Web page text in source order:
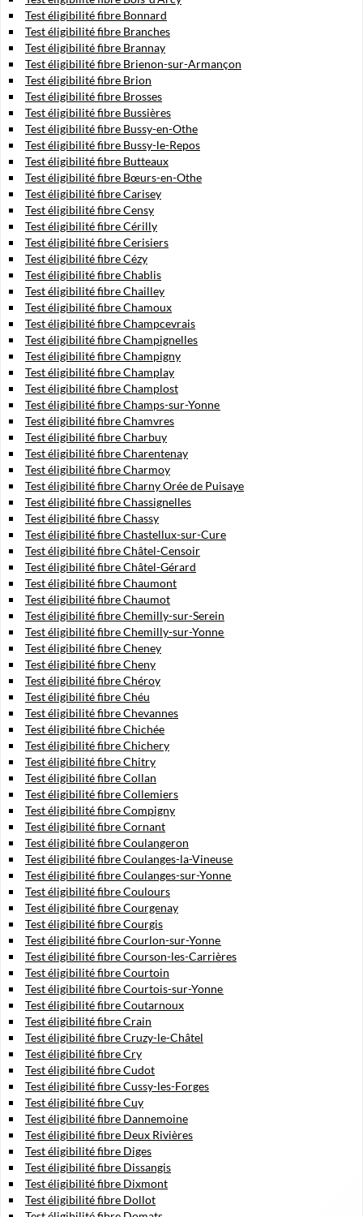
Test éligibilité fibre Bonnard
Test éligibilité fibre Branches
Test éligibilité fibre Brannay
Test éligibilité fibre Brienon-sur-Armançon
Test éligibilité fibre Brion
Test éligibilité fibre Brosses
Test éligibilité fibre Bussières
Test éligibilité fibre Bussy-en-Othe
Test éligibilité fibre Bussy-le-Repos
Test éligibilité fibre Butteaux
Test éligibilité fibre Bœurs-en-Othe
Test éligibilité fibre Carisey
Test éligibilité fibre Censy
Test éligibilité fibre Cérilly
Test éligibilité fibre Cerisiers
Test éligibilité fibre Cézy
Test éligibilité fibre Chablis
Test éligibilité fibre Chailley
Test éligibilité fibre Chamoux
Test éligibilité fibre Champcevrais
Test éligibilité fibre Champignelles
Test éligibilité fibre Champigny
Test éligibilité fibre Champlay
Test éligibilité fibre Champlost
Test éligibilité fibre Champs-sur-Yonne
Test éligibilité fibre Chamvres
Test éligibilité fibre Charbuy
Test éligibilité fibre Charentenay
Test éligibilité fibre Charmoy
Test éligibilité fibre Charny Orée de Puisaye
Test éligibilité fibre Chassignelles
Test éligibilité fibre Chassy
Test éligibilité fibre Chastellux-sur-Cure
Test éligibilité fibre Châtel-Censoir
Test éligibilité fibre Châtel-Gérard
Test éligibilité fibre Chaumont
Test éligibilité fibre Chaumot
Test éligibilité fibre Chemilly-sur-Serein
Test éligibilité fibre Chemilly-sur-Yonne
Test éligibilité fibre Cheney
Test éligibilité fibre Cheny
Test éligibilité fibre Chéroy
Test éligibilité fibre Chéu
Test éligibilité fibre Chevannes
Test éligibilité fibre Chichée
Test éligibilité fibre Chichery
Test éligibilité fibre Chitry
Test éligibilité fibre Collan
Test éligibilité fibre Collemiers
Test éligibilité fibre Compigny
Test éligibilité fibre Cornant
Test éligibilité fibre Coulangeron
Test éligibilité fibre Coulanges-la-Vineuse
Test éligibilité fibre Coulanges-sur-Yonne
Test éligibilité fibre Coulours
Test éligibilité fibre Courgenay
Test éligibilité fibre Courgis
Test éligibilité fibre Courlon-sur-Yonne
Test éligibilité fibre Courson-les-Carrières
Test éligibilité fibre Courtoin
Test éligibilité fibre Courtois-sur-Yonne
Test éligibilité fibre Coutarnoux
Test éligibilité fibre Crain
Test éligibilité fibre Cruzy-le-Châtel
Test éligibilité fibre Cry
Test éligibilité fibre Cudot
Test éligibilité fibre Cussy-les-Forges
Test éligibilité fibre Cuy
Test éligibilité fibre Dannemoine
Test éligibilité fibre Deux Rivières
Test éligibilité fibre Diges
Test éligibilité fibre Dissangis
Test éligibilité fibre Dixmont
Test éligibilité fibre Dollot